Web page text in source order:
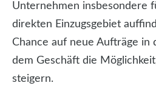
Unternehmen insbesondere
direkten Einzugsgebiet
Chance auf neue Aufträge in
dem Geschäft die
steigern.